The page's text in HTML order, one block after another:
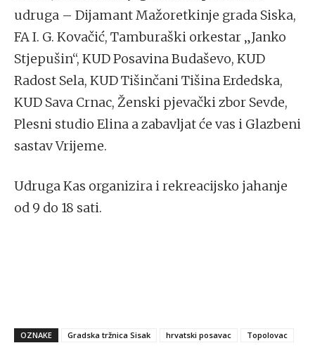
udruga – Dijamant Mažoretkinje grada Siska,
FA I. G. Kovačić, Tamburaški orkestar „Janko
Stjepušin“, KUD Posavina Budaševo, KUD
Radost Sela, KUD Tišinčani Tišina Erdedska,
KUD Sava Crnac, Ženski pjevački zbor Sevde,
Plesni studio Elina a zabavljat će vas i Glazbeni
sastav Vrijeme.
Udruga Kas organizira i rekreacijsko jahanje
od 9 do 18 sati.
OZNAKE Gradska tržnica Sisak hrvatski posavac Topolovac